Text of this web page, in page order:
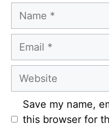
Name
Email
Website
Save my name,
this browser for